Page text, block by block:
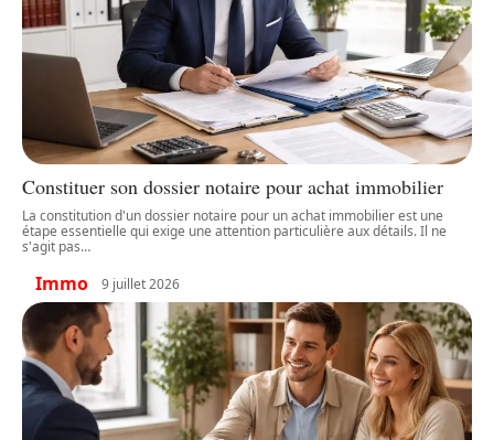
Constituer son dossier notaire pour achat immobilier
La constitution d'un dossier notaire pour un achat immobilier est une
étape essentielle qui exige une attention particulière aux détails. Il ne
s'agit pas…
Immo 9 juillet 2026